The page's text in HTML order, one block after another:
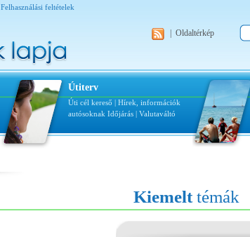
Felhasználási feltételek
Oldaltérkép
Útiterv
Úti cél kereső | Hírek, információk
autósoknak Időjárás | Valutaváltó
Kiemelttémák